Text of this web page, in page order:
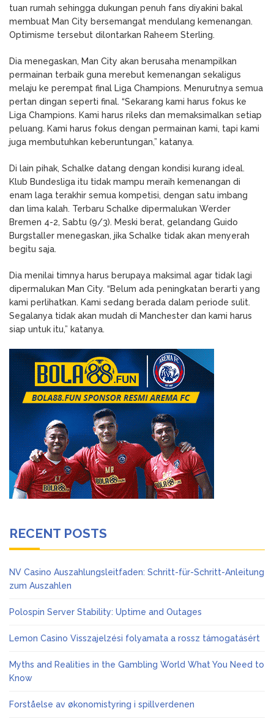
tuan rumah sehingga dukungan penuh fans diyakini bakal
membuat Man City bersemangat mendulang kemenangan.
Optimisme tersebut dilontarkan Raheem Sterling.
Dia menegaskan, Man City akan berusaha menampilkan
permainan terbaik guna merebut kemenangan sekaligus
melaju ke perempat final Liga Champions. Menurutnya semua
pertan dingan seperti final. “Sekarang kami harus fokus ke
Liga Champions. Kami harus rileks dan memaksimalkan setiap
peluang. Kami harus fokus dengan permainan kami, tapi kami
juga membutuhkan keberuntungan,” katanya.
Di lain pihak, Schalke datang dengan kondisi kurang ideal.
Klub Bundesliga itu tidak mampu meraih kemenangan di
enam laga terakhir semua kompetisi, dengan satu imbang
dan lima kalah. Terbaru Schalke dipermalukan Werder
Bremen 4-2, Sabtu (9/3). Meski berat, gelandang Guido
Burgstaller menegaskan, jika Schalke tidak akan menyerah
begitu saja.
Dia menilai timnya harus berupaya maksimal agar tidak lagi
dipermalukan Man City. “Belum ada peningkatan berarti yang
kami perlihatkan. Kami sedang berada dalam periode sulit.
Segalanya tidak akan mudah di Manchester dan kami harus
siap untuk itu,” katanya.
RECENT POSTS
NV Casino Auszahlungsleitfaden: Schritt-für-Schritt-Anleitung
zum Auszahlen
Polospin Server Stability: Uptime and Outages
Lemon Casino Visszajelzési folyamata a rossz támogatásért
Myths and Realities in the Gambling World What You Need to
Know
Forståelse av økonomistyring i spillverdenen